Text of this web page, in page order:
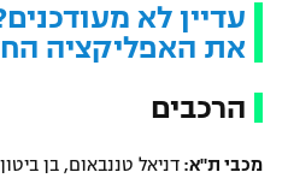
עדיין לא
את האפליקציה
הרכבים
מכבי ת"א: